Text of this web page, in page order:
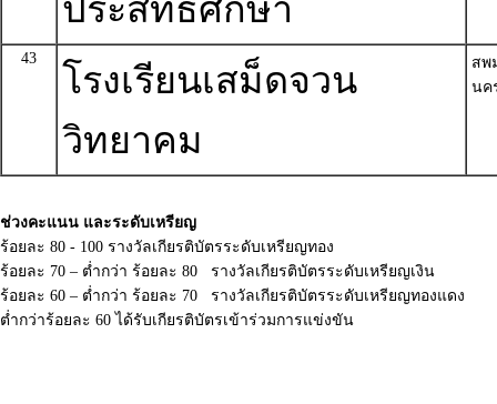
ประสิทธิ์ศึกษา
43
โรงเรียนเสม็ดจวน
วิทยาคม
สพ
นค
ช่วงคะแนน และระดับเหรียญ
ร้อยละ 80 - 100 รางวัลเกียรติบัตรระดับเหรียญทอง
ร้อยละ 70 – ต่ำกว่า ร้อยละ 80 รางวัลเกียรติบัตรระดับเหรียญเงิน
ร้อยละ 60 – ต่ำกว่า ร้อยละ 70 รางวัลเกียรติบัตรระดับเหรียญทองแดง
ต่ำกว่าร้อยละ 60 ได้รับเกียรติบัตรเข้าร่วมการแข่งขัน